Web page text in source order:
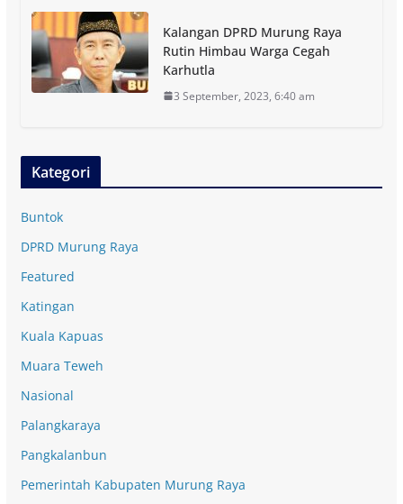
Kalangan DPRD Murung Raya
Rutin Himbau Warga Cegah
Karhutla
3 September, 2023, 6:40 am
Kategori
Buntok
DPRD Murung Raya
Featured
Katingan
Kuala Kapuas
Muara Teweh
Nasional
Palangkaraya
Pangkalanbun
Pemerintah Kabupaten Murung Raya